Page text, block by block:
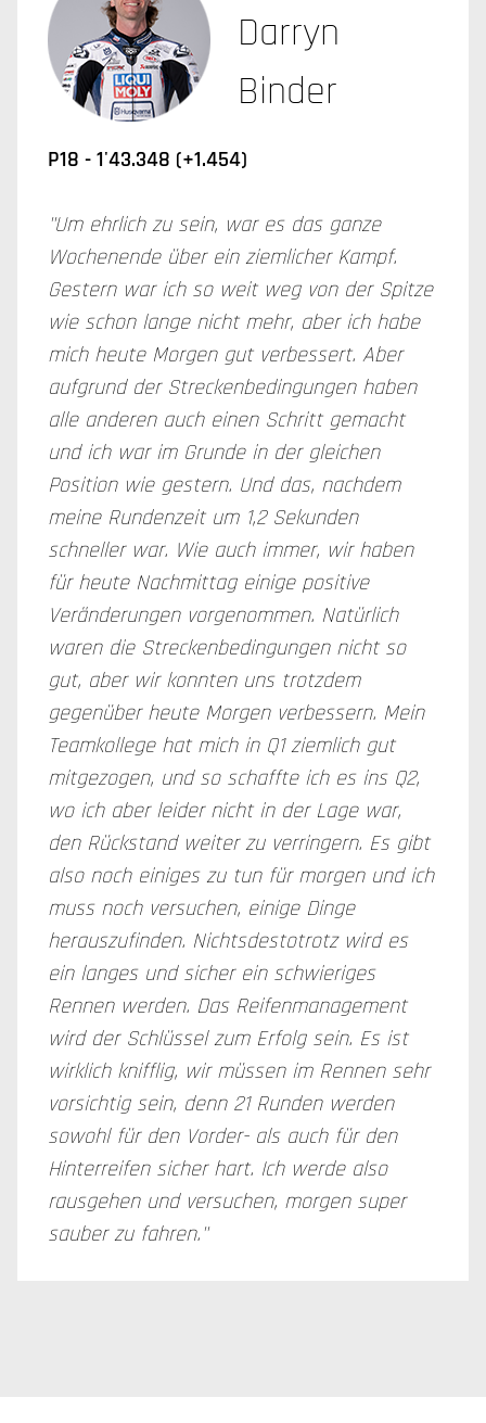
Darryn
Binder
P18 - 1'43.348 (+1.454)
"Um ehrlich zu sein, war es das ganze
Wochenende über ein ziemlicher Kampf.
Gestern war ich so weit weg von der Spitze
wie schon lange nicht mehr, aber ich habe
mich heute Morgen gut verbessert. Aber
aufgrund der Streckenbedingungen haben
alle anderen auch einen Schritt gemacht
und ich war im Grunde in der gleichen
Position wie gestern. Und das, nachdem
meine Rundenzeit um 1,2 Sekunden
schneller war. Wie auch immer, wir haben
für heute Nachmittag einige positive
Veränderungen vorgenommen. Natürlich
waren die Streckenbedingungen nicht so
gut, aber wir konnten uns trotzdem
gegenüber heute Morgen verbessern. Mein
Teamkollege hat mich in Q1 ziemlich gut
mitgezogen, und so schaffte ich es ins Q2,
wo ich aber leider nicht in der Lage war,
den Rückstand weiter zu verringern. Es gibt
also noch einiges zu tun für morgen und ich
muss noch versuchen, einige Dinge
herauszufinden. Nichtsdestotrotz wird es
ein langes und sicher ein schwieriges
Rennen werden. Das Reifenmanagement
wird der Schlüssel zum Erfolg sein. Es ist
wirklich knifflig, wir müssen im Rennen sehr
vorsichtig sein, denn 21 Runden werden
sowohl für den Vorder- als auch für den
Hinterreifen sicher hart. Ich werde also
rausgehen und versuchen, morgen super
sauber zu fahren."